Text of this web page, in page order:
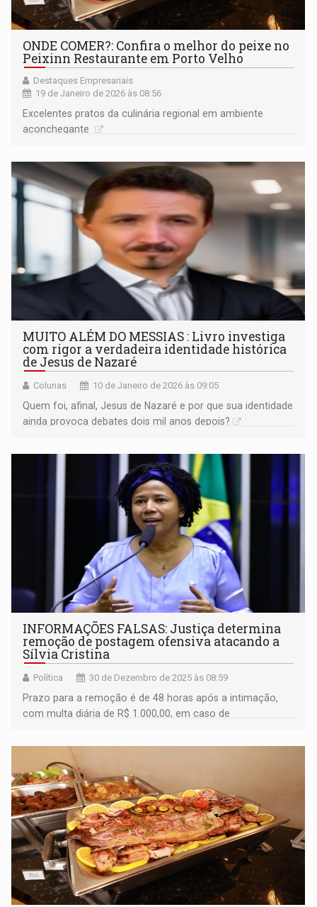
ONDE COMER?: Confira o melhor do peixe no
Peixinn Restaurante em Porto Velho
Destaques Empresariais
19 de Janeiro de 2026 às 08:56
Excelentes pratos da culinária regional em ambiente
aconchegante
MUITO ALÉM DO MESSIAS : Livro investiga
com rigor a verdadeira identidade histórica
de Jesus de Nazaré
Colunas 10 de Janeiro de 2026 às 09:05
Quem foi, afinal, Jesus de Nazaré e por que sua identidade
ainda provoca debates dois mil anos depois?
INFORMAÇÕES FALSAS: Justiça determina
remoção de postagem ofensiva atacando a
Sílvia Cristina
Política 30 de Dezembro de 2025 às 08:59
Prazo para a remoção é de 48 horas após a intimação,
com multa diária de R$ 1.000,00, em caso de